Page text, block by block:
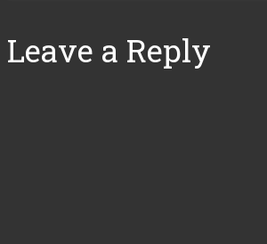
Leave a Reply